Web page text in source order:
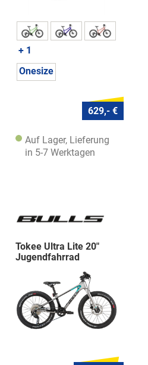
+ 1
Onesize
629,- €
Auf Lager, Lieferung
in 5-7 Werktagen
Tokee Ultra Lite 20"
Jugendfahrrad